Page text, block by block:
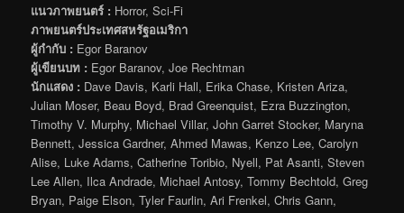
แนวภาพยนตร์ : Horror, Sci-Fi
ภาพยนตร์ประเทศสหรัฐอเมริกา
ผู้กำกับ : Egor Baranov
ผู้เขียนบท : Egor Baranov, Joe Rechtman
นักแสดง : Dave Davis, Karli Hall, Erika Chase, Kristen Ariza,
Julian Moser, Beau Boyd, Brad Greenquist, Ezra Buzzington,
Timothy V. Murphy, Michael Villar, John Garret Stocker, Maryna
Bennett, Jessica Gardner, Ahmed Mawas, Kenzo Lee, Carolyn
Alise, Luke Adams, Catherine Toribio, Nyell, Pat Asanti, Steven
Lee Allen, Ilca Andrade, Michael Antosy, Tommy Bechtold, Greg
Bryan, Paige Elson, Tyler Faurlin, Ari Frenkel, Chris Gann,